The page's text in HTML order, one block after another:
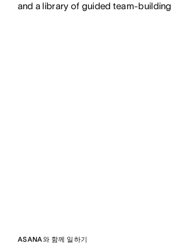
and a library of guided team-
ASANA와 함께 일하기